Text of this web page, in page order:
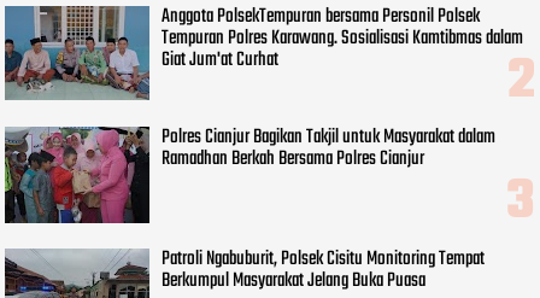
Anggota PolsekTempuran bersama Personil Polsek
Tempuran Polres Karawang. Sosialisasi Kamtibmas dalam
Giat Jum'at Curhat
Polres Cianjur Bagikan Takjil untuk Masyarakat dalam
Ramadhan Berkah Bersama Polres Cianjur
Patroli Ngabuburit, Polsek Cisitu Monitoring Tempat
Berkumpul Masyarakat Jelang Buka Puasa